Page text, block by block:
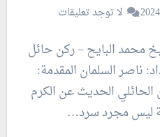
لا توجد تعليقات
محمد البايح – ركن حائل
ناصر السلمان المقدمة:
الحديث عن الكرم
ليس مجرد سرد…